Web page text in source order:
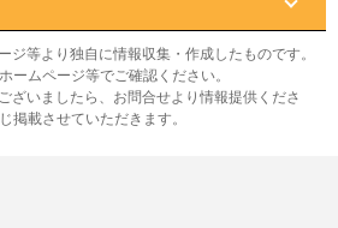
ジ等より独自に情報収集・作成したものです。
ームページ等でご確認ください。
ざいましたら、お問合せより情報提供くださ
掲載させていただきます。